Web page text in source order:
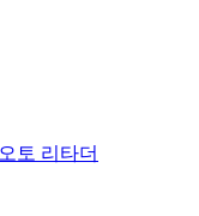
토 리타더